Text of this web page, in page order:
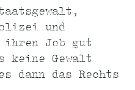
und
ihren Job gut
keine Gewalt
dann das Rechts